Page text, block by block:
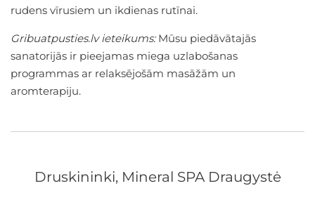
rudens vīrusiem un ikdienas rutīnai.
Gribuatpusties.lv ieteikums:Mūsu piedāvātajās
sanatorijās ir pieejamas miega uzlabošanas
programmas ar relaksējošām masāžām un
aromterapiju.
Druskininki, Mineral SPA Draugystė